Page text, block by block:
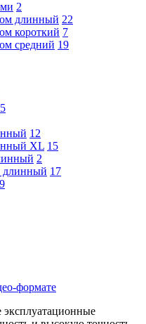
2
длинный 22
короткий 7
средний 19
5
12
XL 15
2
длинный 17
формате